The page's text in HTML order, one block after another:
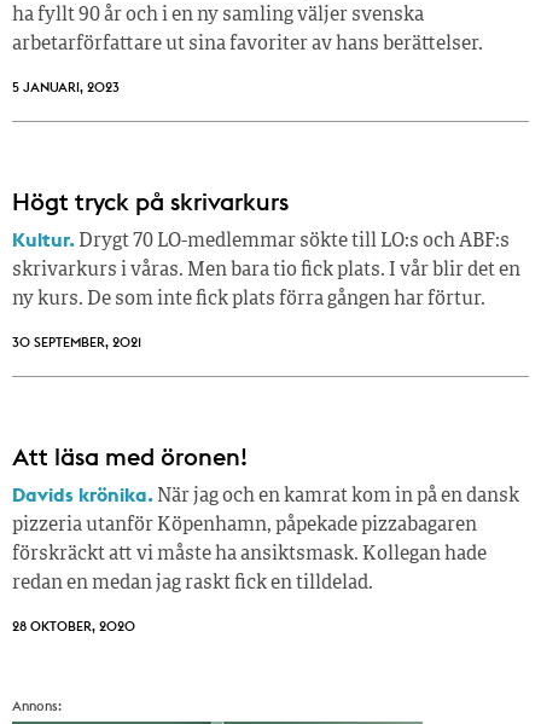
ha fyllt 90 år och i en ny samling väljer svenska
arbetarförfattare ut sina favoriter av hans berättelser.
5 JANUARI, 2023
Högt tryck på skrivarkurs
Kultur. Drygt 70 LO-medlemmar sökte till LO:s och ABF:s
skrivarkurs i våras. Men bara tio fick plats. I vår blir det en
ny kurs. De som inte fick plats förra gången har förtur.
30 SEPTEMBER, 2021
Att läsa med öronen!
Davids krönika. När jag och en kamrat kom in på en dansk
pizzeria utanför Köpenhamn, påpekade pizzabagaren
förskräckt att vi måste ha ansiktsmask. Kollegan hade
redan en medan jag raskt fick en tilldelad.
28 OKTOBER, 2020
Annons: